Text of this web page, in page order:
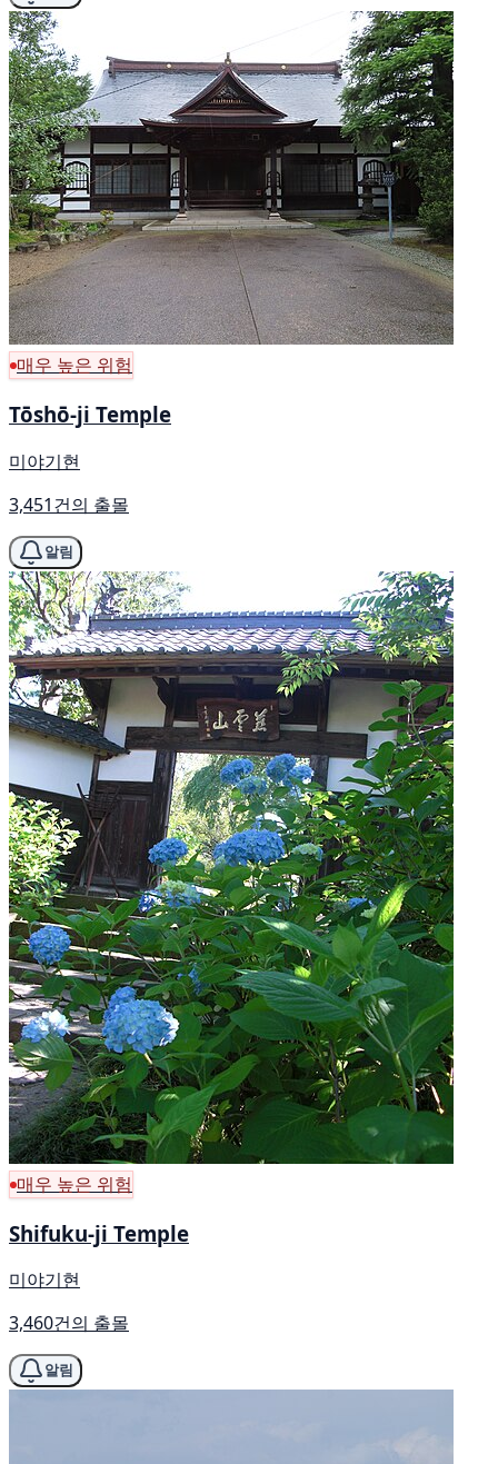
매우 높은 위험
Tōshō-ji Temple
미야기현
3,451건의 출몰
알림
매우 높은 위험
Shifuku-ji Temple
미야기현
3,460건의 출몰
알림